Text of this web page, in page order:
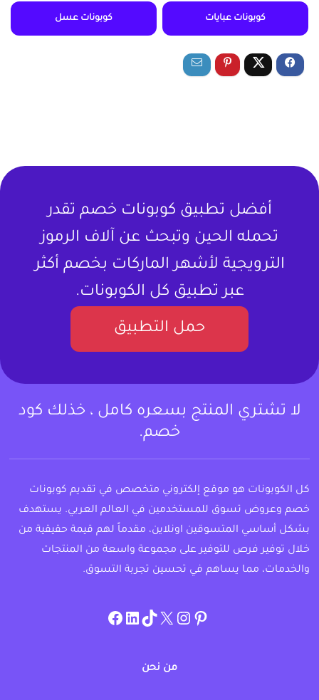
كوبونات عبايات كوبونات عسل
أفضل تطبيق كوبونات خصم تقدر
تحمله الحين وتبحث عن آلاف الرموز
الترويجية لأشهر الماركات بخصم أكثر
عبر تطبيق كل الكوبونات.
حمل التطبيق
لا تشتري المنتج بسعره كامل ، خذلك كود
خصم.
كل الكوبونات هو موقع إلكتروني متخصص في تقديم كوبونات
خصم وعروض تسوق للمستخدمين في العالم العربي. يستهدف
بشكل أساسي المتسوقين اونلاين، مقدماً لهم قيمة حقيقية من
خلال توفير فرص للتوفير على مجموعة واسعة من المنتجات
والخدمات، مما يساهم في تحسين تجربة التسوق.
pinterest
allcouponat
twitter
TikTok
linkedin
facebook
من نحن